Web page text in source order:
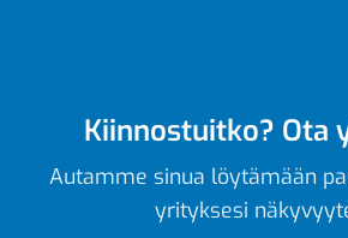
Kiinnostuitko? Ota
Autamme sinua löytämään
yrityksesi